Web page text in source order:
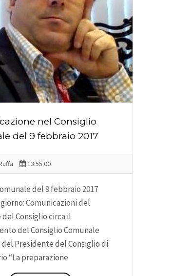
nel Consiglio
del 9 febbraio 2017
13:55:00
del 9 febbraio 2017
Comunicazioni del
Consiglio circa il
del Consiglio Comunale
Presidente del Consiglio di
“La preparazione